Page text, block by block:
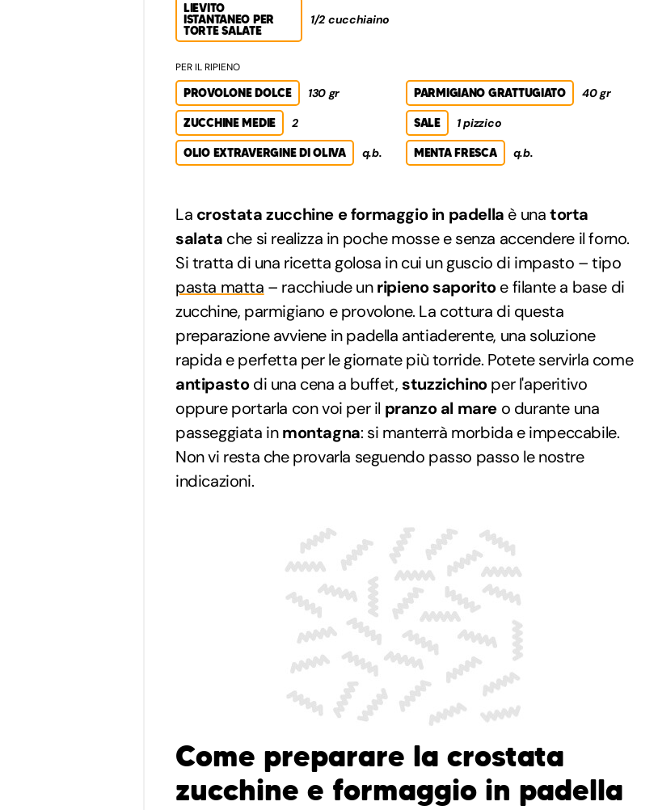
LIEVITO
ISTANTANEO PER
TORTE SALATE
1/2 cucchiaino
PER IL RIPIENO
PROVOLONE DOLCE 130 gr PARMIGIANO GRATTUGIATO 40 gr
ZUCCHINE MEDIE 2 SALE 1 pizzico
OLIO EXTRAVERGINE DI OLIVA q.b. MENTA FRESCA q.b.
La crostata zucchine e formaggio in padella è unatorta
salata che si realizza in poche mosse e senza accendere il forno.
Si tratta di una ricetta golosa in cui un guscio di impasto – tipo
pasta matta – racchiude unripieno saporitoe filante a base di
zucchine, parmigiano e provolone. La cottura di questa
preparazione avviene in padella antiaderente, una soluzione
rapida e perfetta per le giornate più torride. Potete servirla come
antipastodi una cena a buffet, stuzzichinoper l'aperitivo
oppure portarla con voi per il pranzo al mare o durante una
passeggiata inmontagna: si manterrà morbida e impeccabile.
Non vi resta che provarla seguendo passo passo le nostre
indicazioni.
Come preparare la crostata
zucchine e formaggio in padella